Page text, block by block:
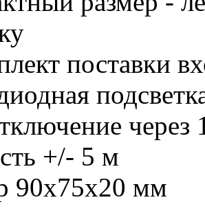
поставки
через
+/- 5 м
90х75х20 мм